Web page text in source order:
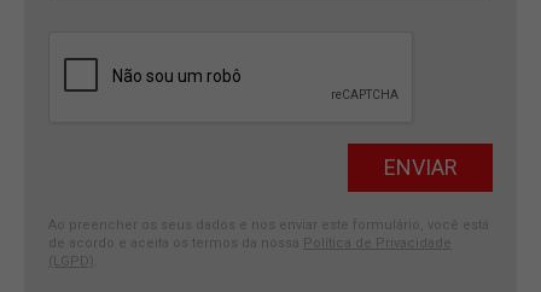
Ao preencher os seus dados e nos enviar este formulário, você está
de acordo e aceita os termos da nossa Política de Privacidade
(LGPD)